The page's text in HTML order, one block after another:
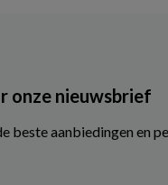
onze nieuwsbrief
beste aanbiedingen en